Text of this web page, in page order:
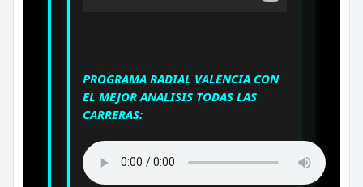
PROGRAMA RADIAL VALENCIA CON
EL MEJOR ANALISIS TODAS LAS
CARRERAS: